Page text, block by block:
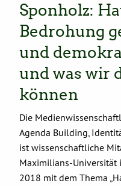
Sponholz:
Bedrohung
und
und was wir
können
Die
Agenda Building,
ist wissenschaftliche
Maximilians-
2018 mit dem Thema